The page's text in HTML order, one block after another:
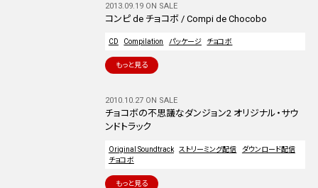
2013.09.19 ON SALE
コンピ de チョコボ / Compi de Chocobo
CD Compilation パッケージ チョコボ
もっと見る
2010.10.27 ON SALE
チョコボの不思議なダンジョン2 オリジナル・サウ
ンドトラック
Original Soundtrack ストリーミング配信
ダウンロード配信
チョコボ
もっと見る